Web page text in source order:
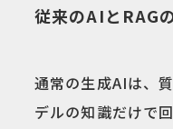
従来のAIとRAG
通常の生成AIは、
デルの知識だけで